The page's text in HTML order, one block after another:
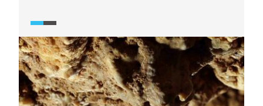
kamerou (2025) si prohlédneme zdejší jeskynní
dómy i bohatou krápníkovou výzdobu.